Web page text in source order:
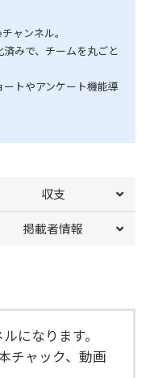
ャンネル。
みで、チームを丸ごと
トやアンケート機能導
収支
掲載者情報
になります。
チャック、動画